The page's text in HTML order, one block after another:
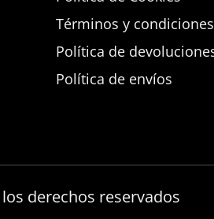
Términos y
Política de
Política de envíos
derechos reservados